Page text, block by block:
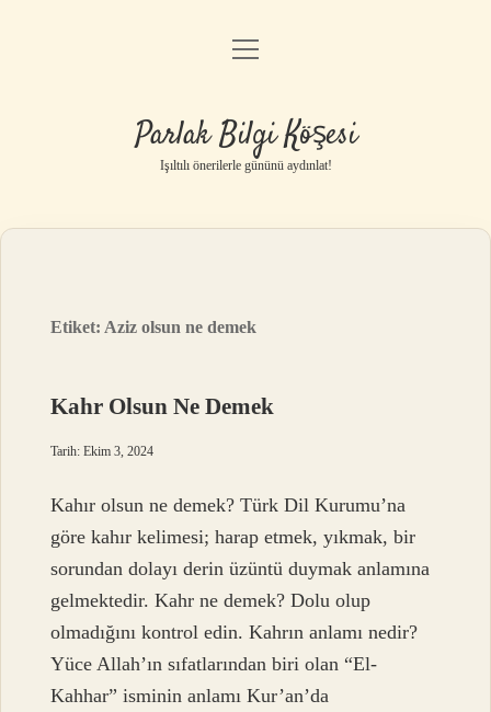
Anasayfa
Yasal Uyarı
menüyü
Parlak Bilgi Köşesi
Işıltılı önerilerle gününü aydınlat!
Etiket: Aziz olsun ne demek
Kahr Olsun Ne Demek
Tarih: Ekim 3, 2024
Kahır olsun ne demek? Türk Dil Kurumu’na
göre kahır kelimesi; harap etmek, yıkmak, bir
sorundan dolayı derin üzüntü duymak anlamına
gelmektedir. Kahr ne demek? Dolu olup
olmadığını kontrol edin. Kahrın anlamı nedir?
Yüce Allah’ın sıfatlarından biri olan “El-
Kahhar” isminin anlamı Kur’an’da